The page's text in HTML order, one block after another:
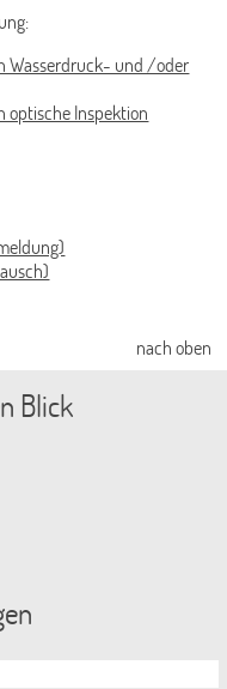
Wasserdruck- und /oder
Inspektion
nach oben
Blick